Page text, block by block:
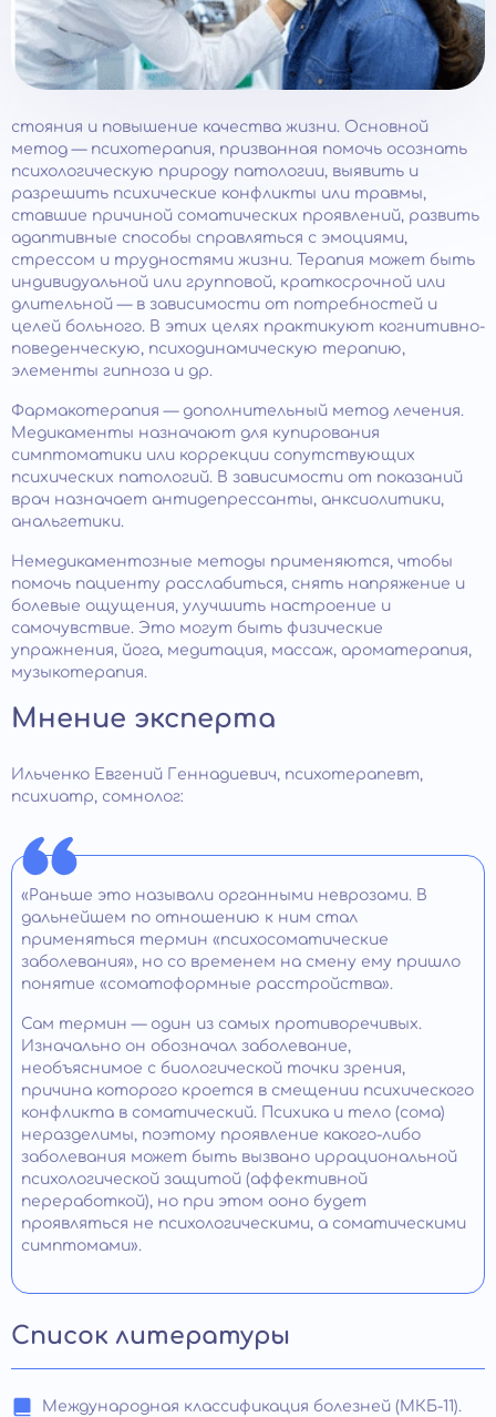
стояния и повышение качества жизни. Основной
метод — психотерапия, призванная помочь осознать
психологическую природу патологии, выявить и
разрешить психические конфликты или травмы,
ставшие причиной соматических проявлений, развить
адаптивные способы справляться с эмоциями,
стрессом и трудностями жизни. Терапия может быть
индивидуальной или групповой, краткосрочной или
длительной — в зависимости от потребностей и
целей больного. В этих целях практикуют когнитивно-
поведенческую, психодинамическую терапию,
элементы гипноза и др.
Фармакотерапия — дополнительный метод лечения.
Медикаменты назначают для купирования
симптоматики или коррекции сопутствующих
психических патологий. В зависимости от показаний
врач назначает антидепрессанты, анксиолитики,
анальгетики.
Немедикаментозные методы применяются, чтобы
помочь пациенту расслабиться, снять напряжение и
болевые ощущения, улучшить настроение и
самочувствие. Это могут быть физические
упражнения, йога, медитация, массаж, ароматерапия,
музыкотерапия.
Мнение эксперта
Ильченко Евгений Геннадиевич, психотерапевт,
психиатр, сомнолог:
«Раньше это называли органными неврозами. В
дальнейшем по отношению к ним стал
применяться термин «психосоматические
заболевания», но со временем на смену ему пришло
понятие «соматоформные расстройства».
Сам термин — один из самых противоречивых.
Изначально он обозначал заболевание,
необъяснимое с биологической точки зрения,
причина которого кроется в смещении психического
конфликта в соматический. Психика и тело (сома)
неразделимы, поэтому проявление какого-либо
заболевания может быть вызвано иррациональной
психологической защитой (аффективной
переработкой), но при этом ооно будет
проявляться не психологическими, а соматическими
симптомами».
Список литературы
Международная классификация болезней (МКБ-11).